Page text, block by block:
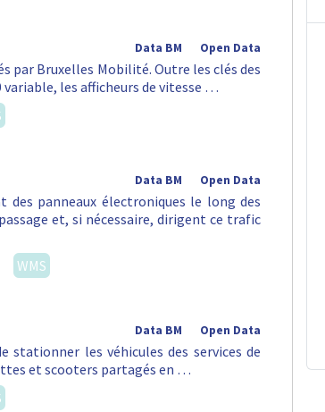
Open Data
Data BM
par Bruxelles Mobilité. Outre les clés des
les afficheurs de vitesse …
Open Data
Data BM
des panneaux électroniques le long des
et, si nécessaire, dirigent ce trafic
WMS
Open Data
Data BM
stationner les véhicules des services de
et scooters partagés en …